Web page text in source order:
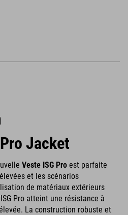
Jacket
Veste ISG Pro est parfaite
et les scénarios
de matériaux extérieurs
Pro atteint une résistance à
La construction robuste et